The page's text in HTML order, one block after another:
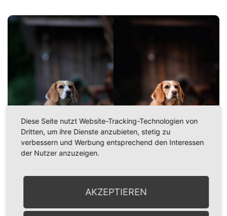
Bildbearbeitung
Diese Seite nutzt Website-Tracking-Technologien von
Dritten, um ihre Dienste anzubieten, stetig zu
verbessern und Werbung entsprechend den Interessen
der Nutzer anzuzeigen.
AKZEPTIEREN